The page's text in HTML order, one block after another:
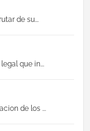
de su...
que in...
de los ...